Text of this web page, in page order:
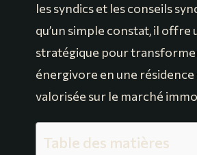
les syndics et les conseils
qu’un simple constat, il offre
stratégique pour
énergivore en une
valorisée sur le marché
Table des matières